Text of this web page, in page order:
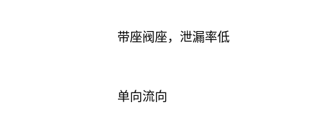
带座阀座，泄漏率低
单向流向